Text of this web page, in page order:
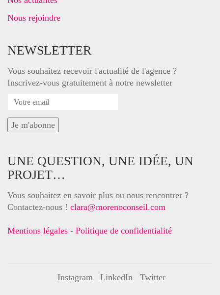
Nous rejoindre
NEWSLETTER
Vous souhaitez recevoir l'actualité de l'agence ?
Inscrivez-vous gratuitement à notre newsletter
UNE QUESTION, UNE IDÉE, UN
PROJET…
Vous souhaitez en savoir plus ou nous rencontrer ?
Contactez-nous ! clara@morenoconseil.com
Mentions légales - Politique de confidentialité
Instagram LinkedIn Twitter